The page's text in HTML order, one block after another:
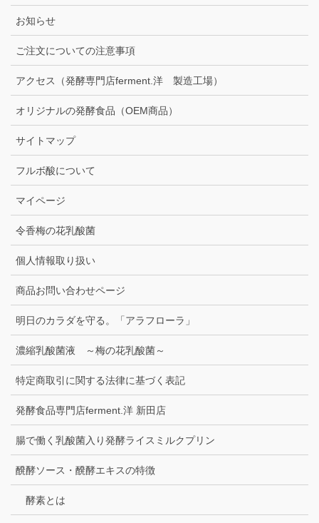
お知らせ
ご注文についての注意事項
アクセス（発酵専門店ferment.洋 製造工場）
オリジナルの発酵食品（OEM商品）
サイトマップ
フルボ酸について
マイページ
令香梅の花乳酸菌
個人情報取り扱い
商品お問い合わせページ
明日のカラダを守る。「アラフローラ」
濃縮乳酸菌液 ～梅の花乳酸菌～
特定商取引に関する法律に基づく表記
発酵食品専門店ferment.洋 新田店
腸で働く乳酸菌入り発酵ライスミルクプリン
醗酵ソース・醗酵エキスの特徴
酵素とは